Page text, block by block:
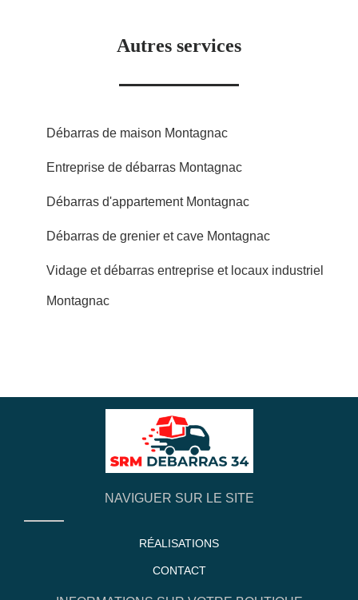
Autres services
Débarras de maison Montagnac
Entreprise de débarras Montagnac
Débarras d'appartement Montagnac
Débarras de grenier et cave Montagnac
Vidage et débarras entreprise et locaux industriel
Montagnac
NAVIGUER SUR LE SITE
RÉALISATIONS
CONTACT